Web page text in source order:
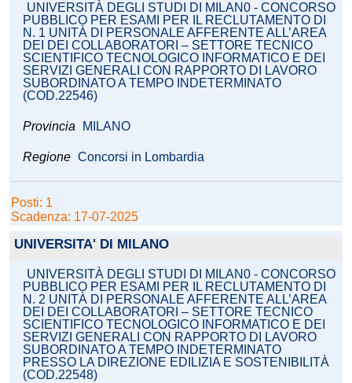
UNIVERSITÀ DEGLI STUDI DI MILAN0 - CONCORSO
PUBBLICO PER ESAMI PER IL RECLUTAMENTO DI
N. 1 UNITÀ DI PERSONALE AFFERENTE ALL’AREA
DEI DEI COLLABORATORI – SETTORE TECNICO
SCIENTIFICO TECNOLOGICO INFORMATICO E DEI
SERVIZI GENERALI CON RAPPORTO DI LAVORO
SUBORDINATO A TEMPO INDETERMINATO
(COD.22546)
Provincia MILANO
Regione Concorsi in Lombardia
Posti: 1
Scadenza: 17-07-2025
UNIVERSITA' DI MILANO
UNIVERSITÀ DEGLI STUDI DI MILAN0 - CONCORSO
PUBBLICO PER ESAMI PER IL RECLUTAMENTO DI
N. 2 UNITÀ DI PERSONALE AFFERENTE ALL’AREA
DEI DEI COLLABORATORI – SETTORE TECNICO
SCIENTIFICO TECNOLOGICO INFORMATICO E DEI
SERVIZI GENERALI CON RAPPORTO DI LAVORO
SUBORDINATO A TEMPO INDETERMINATO
PRESSO LA DIREZIONE EDILIZIA E SOSTENIBILITÀ
(COD.22548)